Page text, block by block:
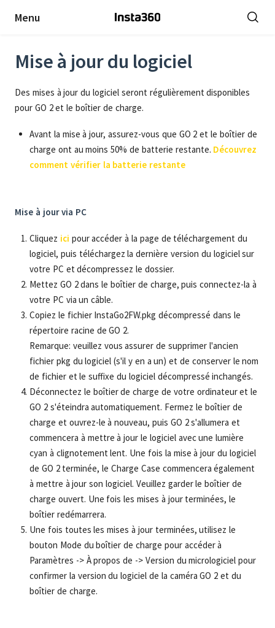
Menu
Mise à jour du logiciel
Des mises à jour du logiciel seront régulièrement disponibles
pour GO 2 et le boîtier de charge.
Avant la mise à jour, assurez-vous que GO 2 et le boîtier de
charge ont au moins 50% de batterie restante. Découvrez
comment vérifier la batterie restante
Mise à jour via PC
Cliquez ici pour accéder à la page de téléchargement du
logiciel, puis téléchargez la dernière version du logiciel sur
votre PC et décompressez le dossier.
Mettez GO 2 dans le boîtier de charge, puis connectez-la à
votre PC via un câble.
Copiez le fichier InstaGo2FW.pkg décompressé dans le
répertoire racine de GO 2.
Remarque: veuillez vous assurer de supprimer l'ancien
fichier pkg du logiciel (s'il y en a un) et de conserver le nom
de fichier et le suffixe du logiciel décompressé inchangés.
Déconnectez le boîtier de charge de votre ordinateur et le
GO 2 s'éteindra automatiquement. Fermez le boîtier de
charge et ouvrez-le à nouveau, puis GO 2 s'allumera et
commencera à mettre à jour le logiciel avec une lumière
cyan à clignotement lent. Une fois la mise à jour du logiciel
de GO 2 terminée, le Charge Case commencera également
à mettre à jour son logiciel. Veuillez garder le boîtier de
charge ouvert. Une fois les mises à jour terminées, le
boîtier redémarrera.
Une fois toutes les mises à jour terminées, utilisez le
bouton Mode du boîtier de charge pour accéder à
Paramètres -> À propos de -> Version du micrologiciel pour
confirmer la version du logiciel de la caméra GO 2 et du
boîtier de charge.